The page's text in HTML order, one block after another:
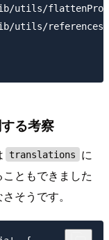
utils/
utils/
る考察
translations
に
ともできました
そうです。